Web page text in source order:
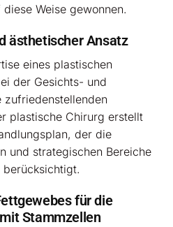
Weise gewonnen.
ästhetischer Ansatz
eines plastischen
der Gesichts- und
zufriedenstellenden
plastische Chirurg erstellt
der die
und strategischen Bereiche
berücksichtigt.
für die
Stammzellen